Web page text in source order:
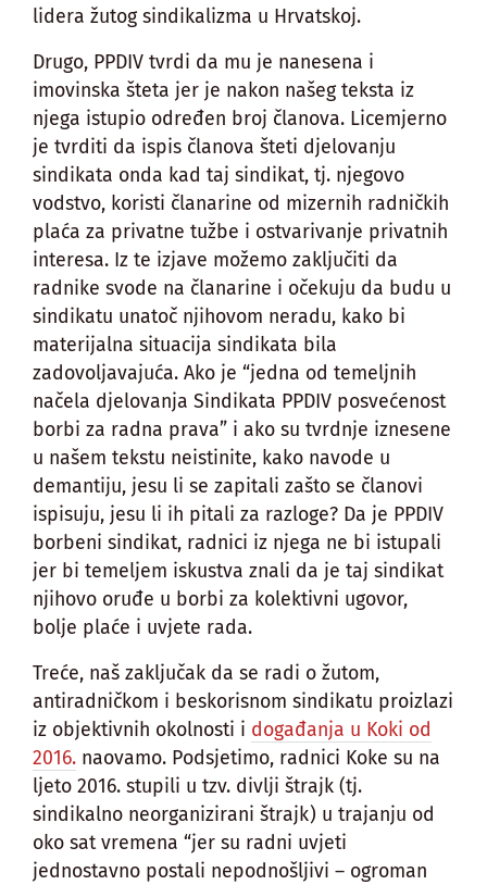
lidera žutog sindikalizma u Hrvatskoj.
Drugo, PPDIV tvrdi da mu je nanesena i
imovinska šteta jer je nakon našeg teksta iz
njega istupio određen broj članova. Licemjerno
je tvrditi da ispis članova šteti djelovanju
sindikata onda kad taj sindikat, tj. njegovo
vodstvo, koristi članarine od mizernih radničkih
plaća za privatne tužbe i ostvarivanje privatnih
interesa. Iz te izjave možemo zaključiti da
radnike svode na članarine i očekuju da budu u
sindikatu unatoč njihovom neradu, kako bi
materijalna situacija sindikata bila
zadovoljavajuća. Ako je “jedna od temeljnih
načela djelovanja Sindikata PPDIV posvećenost
borbi za radna prava” i ako su tvrdnje iznesene
u našem tekstu neistinite, kako navode u
demantiju, jesu li se zapitali zašto se članovi
ispisuju, jesu li ih pitali za razloge? Da je PPDIV
borbeni sindikat, radnici iz njega ne bi istupali
jer bi temeljem iskustva znali da je taj sindikat
njihovo oruđe u borbi za kolektivni ugovor,
bolje plaće i uvjete rada.
Treće, naš zaključak da se radi o žutom,
antiradničkom i beskorisnom sindikatu proizlazi
iz objektivnih okolnosti i događanja u Koki od
2016. naovamo. Podsjetimo, radnici Koke su na
ljeto 2016. stupili u tzv. divlji štrajk (tj.
sindikalno neorganizirani štrajk) u trajanju od
oko sat vremena “jer su radni uvjeti
jednostavno postali nepodnošljivi – ogroman